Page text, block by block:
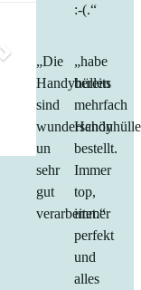
:-(.“
„Die
Handyhüllen
sind
wunderschön
un
sehr
gut
verarbeitet.“
„habe
bereits
mehrfach
bestellt.
Immer
top,
immer
perfekt
und
alles